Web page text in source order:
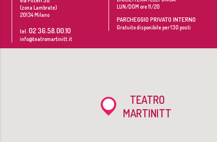
(zona Lambrate)
20134Milano
tel. 02 36.58.00.10
info@teatromartinitt.it
LUN/DOM ore 11/20
PARCHEGGIO PRIVATO INTERNO
Gratuito disponibile per 130 posti
TEATRO
MARTINITT